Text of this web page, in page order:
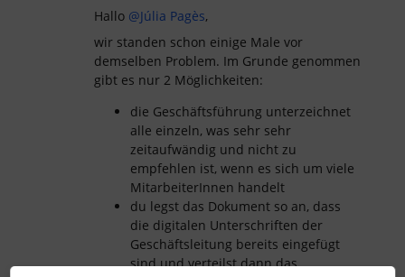
Hallo ​ @Júlia Pagès,
wir standen schon einige Male vor
demselben Problem. Im Grunde genommen
gibt es nur 2 Möglichkeiten:
die Geschäftsführung unterzeichnet
alle einzeln, was sehr sehr
zeitaufwändig und nicht zu
empfehlen ist, wenn es sich um viele
MitarbeiterInnen handelt
du legst das Dokument so an, dass
die digitalen Unterschriften der
Geschäftsleitung bereits eingefügt
sind und verteilst dann das